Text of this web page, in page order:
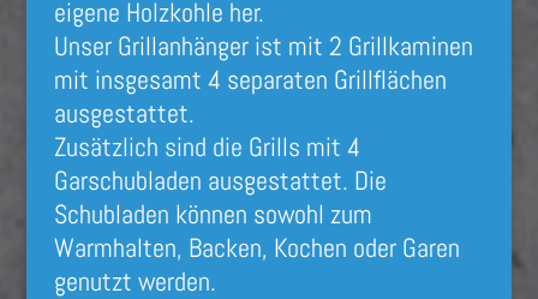
eigene Holzkohle her.
Unser Grillanhänger ist mit 2 Grillkaminen
mit insgesamt 4 separaten Grillflächen
ausgestattet.
Zusätzlich sind die Grills mit 4
Garschubladen ausgestattet. Die
Schubladen können sowohl zum
Warmhalten, Backen, Kochen oder Garen
genutzt werden.